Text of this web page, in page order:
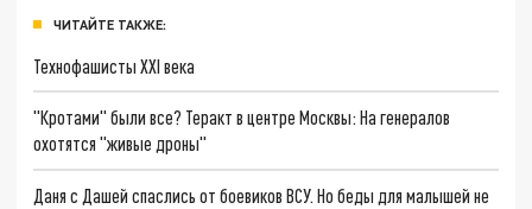
ЧИТАЙТЕ ТАКЖЕ:
Технофашисты XXI века
"Кротами" были все? Теракт в центре Москвы: На генералов
охотятся "живые дроны"
Даня с Дашей спаслись от боевиков ВСУ. Но беды для малышей не